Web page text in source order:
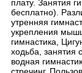
плату. Занятия
бесплатно).
утренняя
укрепления
гимнастика,
ходьба, занятия
водная